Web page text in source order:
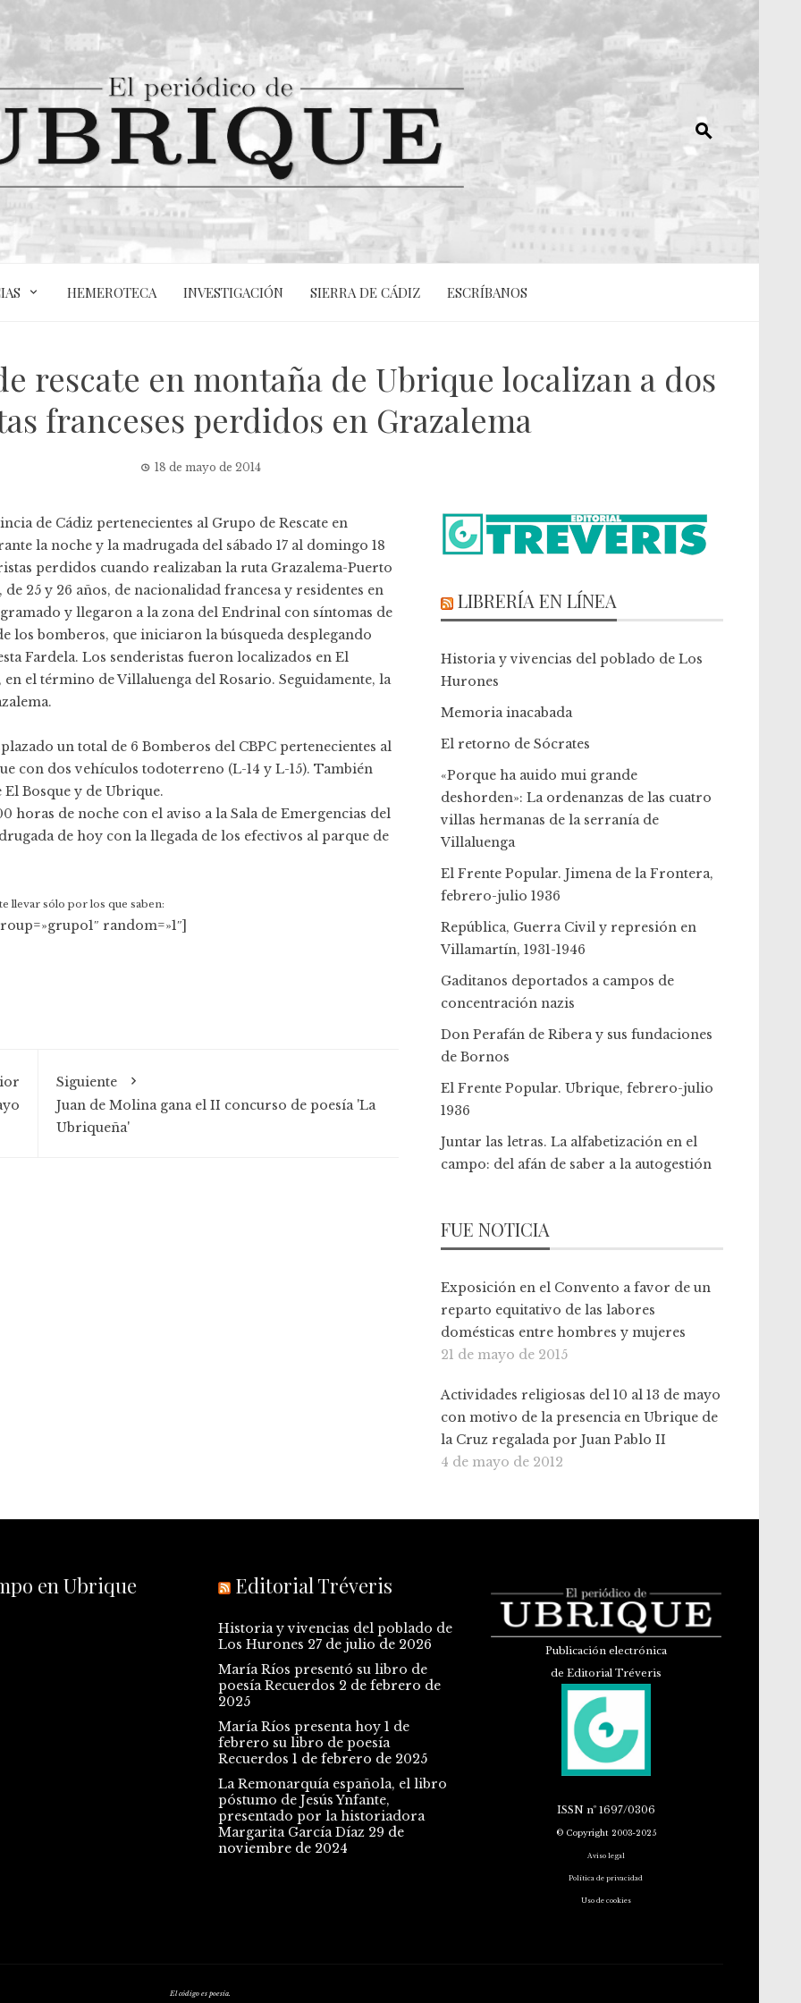
HEMEROTECA INVESTIGACIÓN SIERRA DE CÁDIZ ESCRÍBANOS
rescate en montaña de Ubrique localizan a dos
franceses perdidos en Grazalema
18 de mayo de 2014
de Cádiz pertenecientes al Grupo de Rescate en
la noche y la madrugada del sábado 17 al domingo 18
perdidos cuando realizaban la ruta Grazalema-Puerto
25 y 26 años, de nacionalidad francesa y residentes en
y llegaron a la zona del Endrinal con síntomas de
los bomberos, que iniciaron la búsqueda desplegando
Fardela. Los senderistas fueron localizados en El
el término de Villaluenga del Rosario. Seguidamente, la
un total de 6 Bomberos del CBPC pertenecientes al
con dos vehículos todoterreno (L-14 y L-15). También
Bosque y de Ubrique.
horas de noche con el aviso a la Sala de Emergencias del
de hoy con la llegada de los efectivos al parque de
llevar sólo por los que saben:
random=»1″]
Siguiente
Juan de Molina gana el II concurso de poesía 'La
Ubriqueña'
LIBRERÍA EN LÍNEA
Historia y vivencias del poblado de Los
Hurones
Memoria inacabada
El retorno de Sócrates
«Porque ha auido mui grande
deshorden»: La ordenanzas de las cuatro
villas hermanas de la serranía de
Villaluenga
El Frente Popular. Jimena de la Frontera,
febrero-julio 1936
República, Guerra Civil y represión en
Villamartín, 1931-1946
Gaditanos deportados a campos de
concentración nazis
Don Perafán de Ribera y sus fundaciones
de Bornos
El Frente Popular. Ubrique, febrero-julio
1936
Juntar las letras. La alfabetización en el
campo: del afán de saber a la autogestión
FUE NOTICIA
Exposición en el Convento a favor de un
reparto equitativo de las labores
domésticas entre hombres y mujeres
21 de mayo de 2015
Actividades religiosas del 10 al 13 de mayo
con motivo de la presencia en Ubrique de
la Cruz regalada por Juan Pablo II
4 de mayo de 2012
en Ubrique Editorial Tréveris
Historia y vivencias del poblado de
Los Hurones 27 de julio de 2026
María Ríos presentó su libro de
poesía Recuerdos 2 de febrero de
2025
María Ríos presenta hoy 1 de
febrero su libro de poesía
Recuerdos 1 de febrero de 2025
La Remonarquía española, el libro
póstumo de Jesús Ynfante,
presentado por la historiadora
Margarita García Díaz 29 de
noviembre de 2024
Publicación electrónica
de Editorial Tréveris
ISSNnº 1697/0306
© Copyright 2003-2025
Aviso legal
Política de privacidad
Uso de cookies
El código es poesía.